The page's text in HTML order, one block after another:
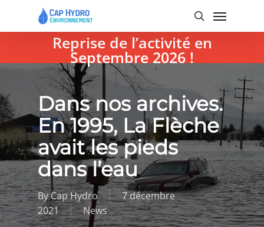
Menu
Reprise de l’activité en
Septembre 2026 !
Dans nos archives.
En 1995, La Flèche
avait les pieds
dans l’eau
ByCap Hydro
7 décembre
2021
News